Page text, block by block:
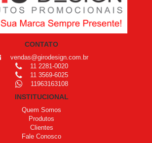
CONTATO
vendas@girodesign.com.br
11 2281-0020
11 3569-6025
11963163108
INSTITUCIONAL
Quem Somos
Produtos
Clientes
Fale Conosco